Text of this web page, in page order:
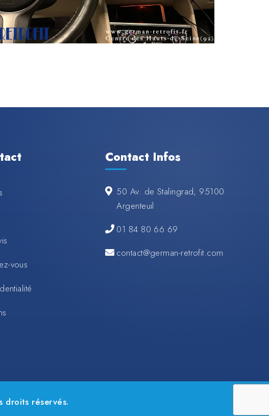
vous
Contact Infos
50 Av. de Stalingrad, 95100
Argenteuil
01 84 80 66 69
contact@german-retrofit.com
droits réservés.